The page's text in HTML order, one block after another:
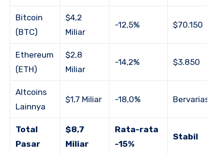
Bitcoin
(BTC)
$4,2
Miliar
-12,5% $70.150
Ethereum
(ETH)
$2,8
Miliar
-14,2% $3.850
Altcoins
Lainnya
$1,7 Miliar -18,0% Bervariasi
Total
Pasar
$8,7
Miliar
Rata-rata
-15%
Stabil